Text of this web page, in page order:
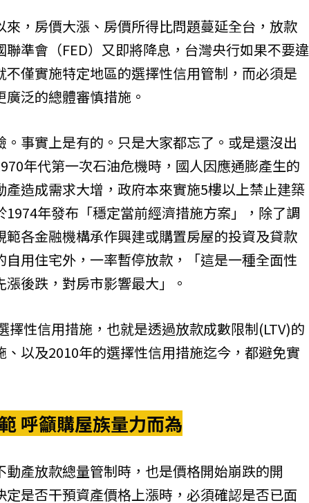
來，房價大漲、房價所得比問題蔓延全台，放款
準會（FED）又即將降息，台灣央行如果不要違
不僅實施特定地區的選擇性信用管制，而必須是
泛的總體審慎措施。
。事實上是有的。只是大家都忘了。或是還沒出
年代第一次石油危機時，國人因應通膨產生的
產造成需求大增，政府本來實施5樓以上禁止建築
年發布「穩定當前經濟措施方案」，除了調
範各金融機構承作興建或購置房屋的投資及貸款
自用住宅外，一率暫停放款，「這是一種全面性
後跌，對房市影響最大」。
擇性信用措施，也就是透過放款成數限制(LTV)的
、以及2010年的選擇性信用措施迄今，都避免實
呼籲購屋族量力而為
產放款總量管制時，也是價格開始崩跌的開
是否干預資產價格上漲時，必須確認是否已面